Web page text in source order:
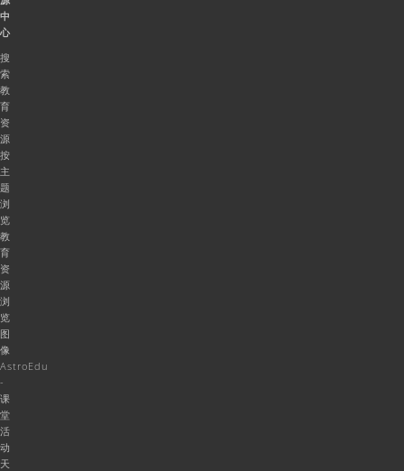
中
心
搜
索
教
育
资
源
按
主
题
浏
览
教
育
资
源
浏
览
图
像
AstroEdu
-
课
堂
活
动
天